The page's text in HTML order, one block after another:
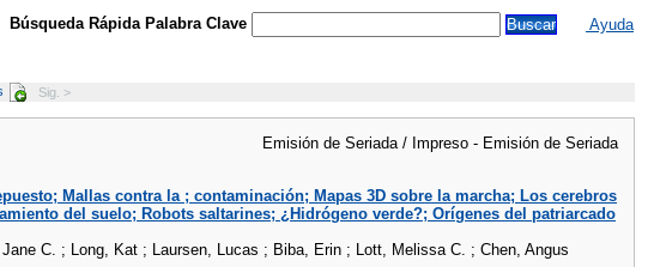
Búsqueda Rápida Palabra Clave Ayuda
Sig. >
Emisión de Seriada / Impreso - Emisión de Seriada
Mallas contra la ; contaminación; Mapas 3D sobre la marcha; Los cerebros
del suelo; Robots saltarines; ¿Hidrógeno verde?; Orígenes del patriarcado
C. ; Long, Kat ; Laursen, Lucas ; Biba, Erin ; Lott, Melissa C. ; Chen, Angus